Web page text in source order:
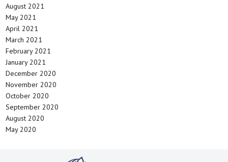
August 2021
May 2021
April 2021
March 2021
February 2021
January 2021
December 2020
November 2020
October 2020
September 2020
August 2020
May 2020